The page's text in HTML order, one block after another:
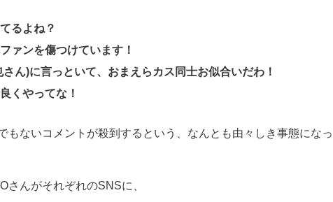
るよね？
ァンを傷つけています！
ん)に言っといて、おまえらカス同士お似合いだわ！
くやってな！
もないコメントが殺到するという、なんとも由々しき事態になっ
さんがそれぞれのSNSに、